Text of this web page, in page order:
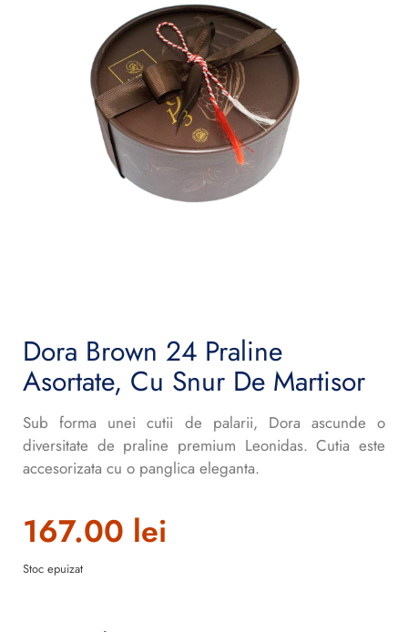
Dora Brown 24 Praline
Asortate, Cu Snur De Martisor
Sub forma unei cutii de palarii, Dora ascunde o
diversitate de praline premium Leonidas. Cutia este
accesorizata cu o panglica eleganta.
167.00 lei
Stoc epuizat